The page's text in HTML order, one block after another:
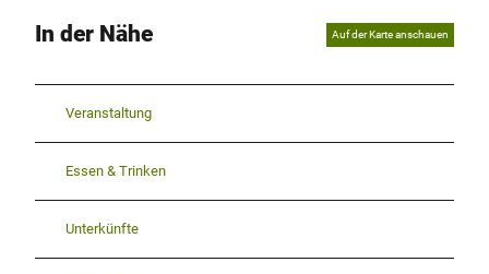
In der Nähe Auf der Karte anschauen
Veranstaltung
Essen & Trinken
Unterkünfte